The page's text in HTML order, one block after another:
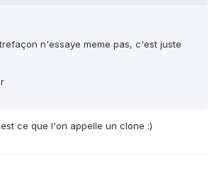
n'essaye meme pas, c'est juste
ce que l'on appelle un clone :)